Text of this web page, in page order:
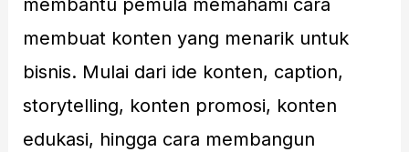
membantu pemula memahami cara
membuat konten yang menarik untuk
bisnis. Mulai dari ide konten, caption,
storytelling, konten promosi, konten
edukasi, hingga cara membangun